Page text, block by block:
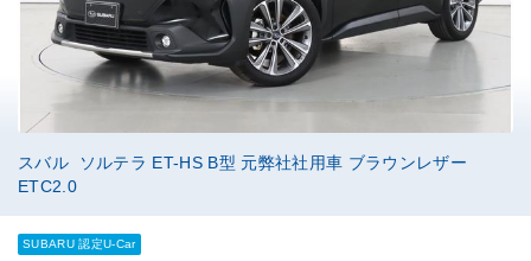
スバル ソルテラ ET-HS B型 元弊社社用車 ブラウンレザー
ETC2.0
SUBARU 認定U-Car